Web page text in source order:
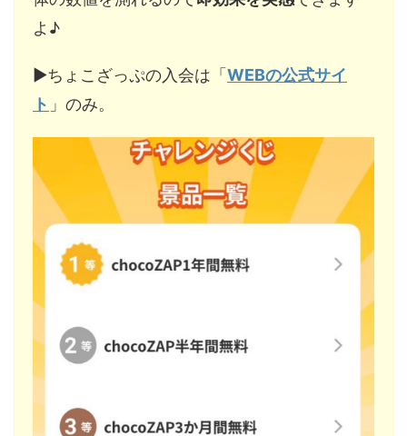
よ♪
▶︎ちょこざっぷの入会は「 WEBの公式サイ
ト 」のみ。